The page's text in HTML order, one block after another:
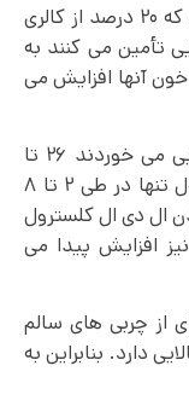
به عنوان مثال یک مطالعه دریافت افرادی که ۲۰ درصد از کالری
تأمین می کنند به
آنها افزایش می
در دیگر مطالعه افرادی که گردوی آمریکایی می خوردند ۲۶ تا
۳۳ درصد اکسید شدن ال دی ال کلسترول تنها در طی ۲ تا ۸
ال دی ال کلسترول
افزایش پیدا می
از چربی های سالم
دارد. بنابراین به